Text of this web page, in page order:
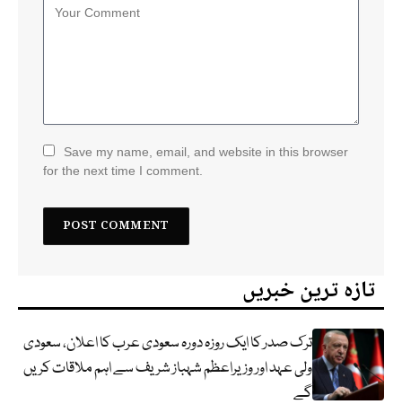
Save my name, email, and website in this browser
for the next time I comment.
تازہ ترین خبریں
ترک صدر کا ایک روزہ دورہ سعودی عرب کا اعلان، سعودی
ولی عہد اور وزیراعظم شہباز شریف سے اہم ملاقات کریں
گے